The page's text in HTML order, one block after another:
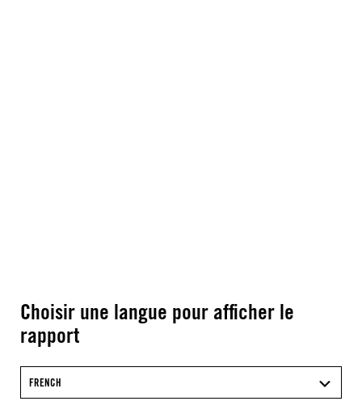
Choisir une langue pour afficher le
rapport
FRENCH